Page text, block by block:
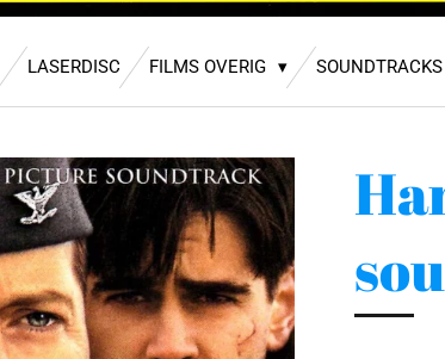
LASERDISC FILMS OVERIG SOUNDTRACKS